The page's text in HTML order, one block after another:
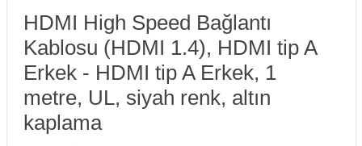
HDMI High Speed Bağlantı
Kablosu (HDMI 1.4), HDMI tip A
Erkek - HDMI tip A Erkek, 1
metre, UL, siyah renk, altın
kaplama